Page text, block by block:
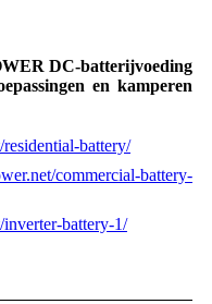
DC-batterijvoeding
en kamperen
battery/
commercial-battery-
battery-1/